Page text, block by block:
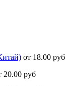
от 18.00 руб
20.00 руб